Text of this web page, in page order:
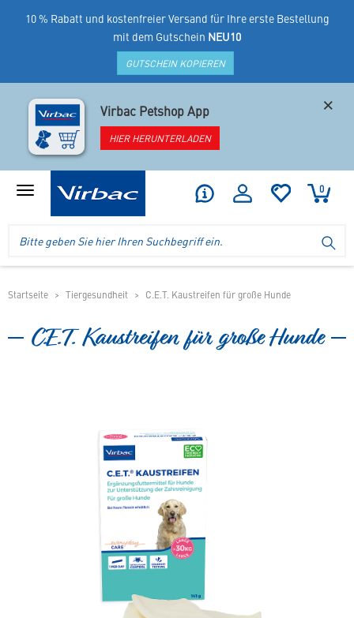
10 % Rabatt und kostenfreier Versand für Ihre erste Bestellung
mit dem Gutschein NEU10
GUTSCHEIN KOPIEREN
Virbac Petshop App
HIER HERUNTERLADEN
×
Produktmenü
Virbac
Ihr
Shop
spezielles
Tierfutter
0
Header
mobilen
Startseite Tiergesundheit C.E.T. Kaustreifen für große Hunde
C.E.T. Kaustreifen für große Hunde